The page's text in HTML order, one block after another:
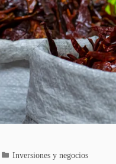
Inversiones y negocios